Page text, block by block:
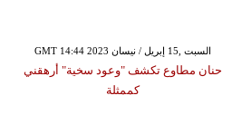
GMT 14:44 2023 السبت ,15 إبريل / نيسان
حنان مطاوع تكشف "وعود سخية" أرهقني
كممثلة